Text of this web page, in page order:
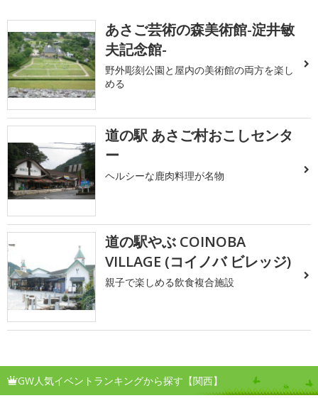
あさご芸術の森美術館-淀井敏
夫記念館-
野外彫刻公園と屋内の美術館の両方を楽し
める
道の駅 あさご村おこしセンタ
ー
ヘルシーな鹿肉料理が名物
道の駅やぶ COINOBA
VILLAGE (コイノバ ビレッジ)
親子で楽しめる飲食複合施設
GW人気イベントランキングから探す【関西】